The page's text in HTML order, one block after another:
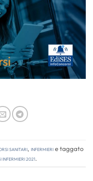
Sanitari, Infermierie taggato
2021.